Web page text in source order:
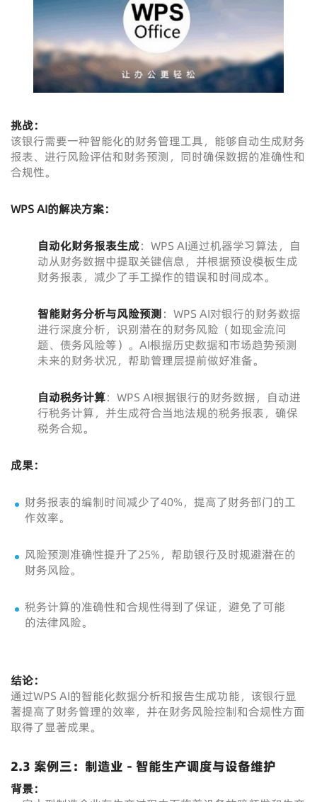
挑战：
该银行需要一种智能化的财务管理工具，能够自动生成财务
报表、进行风险评估和财务预测，同时确保数据的准确性和
合规性。
WPS AI的解决方案：
自动化财务报表生成：WPS AI通过机器学习算法，自
动从财务数据中提取关键信息，并根据预设模板生成
财务报表，减少了手工操作的错误和时间成本。
智能财务分析与风险预测：WPS AI对银行的财务数据
进行深度分析，识别潜在的财务风险（如现金流问
题、债务风险等）。AI根据历史数据和市场趋势预测
未来的财务状况，帮助管理层提前做好准备。
自动税务计算：WPS AI根据银行的财务数据，自动进
行税务计算，并生成符合当地法规的税务报表，确保
税务合规。
成果：
财务报表的编制时间减少了40%，提高了财务部门的工
作效率。
风险预测准确性提升了25%，帮助银行及时规避潜在的
财务风险。
税务计算的准确性和合规性得到了保证，避免了可能
的法律风险。
结论：
通过WPS AI的智能化数据分析和报告生成功能，该银行显
著提高了财务管理的效率，并在财务风险控制和合规性方面
取得了显著成果。
2.3 案例三：制造业 - 智能生产调度与设备维护
背景：